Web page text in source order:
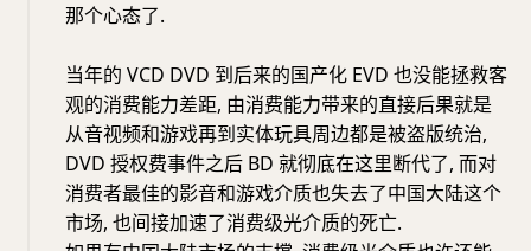
那个心态了.
当年的 VCD DVD 到后来的国产化 EVD 也没能拯救客
观的消费能力差距, 由消费能力带来的直接后果就是
从音视频和游戏再到实体玩具周边都是被盗版统治,
DVD 授权费事件之后 BD 就彻底在这里断代了, 而对
消费者最佳的影音和游戏介质也失去了中国大陆这个
市场, 也间接加速了消费级光介质的死亡.